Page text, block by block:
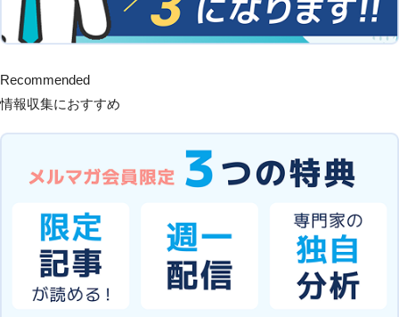
Recommended
情報収集におすすめ